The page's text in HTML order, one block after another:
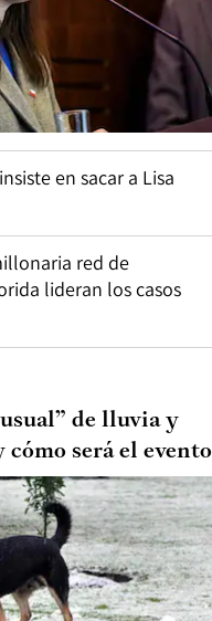
en sacar a Lisa
red de
lideran los casos
de lluvia y
cómo será el evento